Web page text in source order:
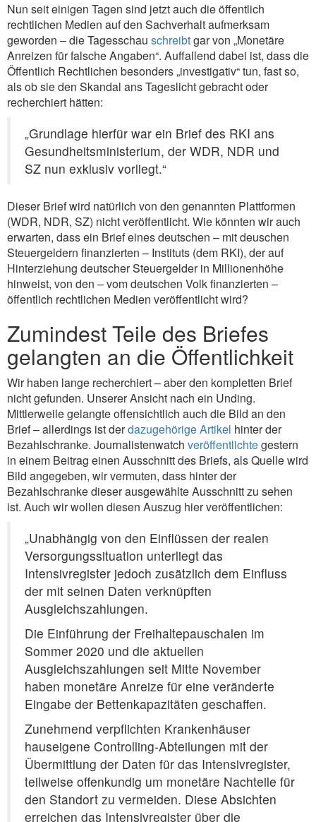
Nun seit einigen Tagen sind jetzt auch die öffentlich
rechtlichen Medien auf den Sachverhalt aufmerksam
geworden – die Tagesschau schreibtgar von „Monetäre
Anreizen für falsche Angaben“. Auffallend dabei ist, dass die
Öffentlich Rechtlichen besonders „investigativ“ tun, fast so,
als ob sie den Skandal ans Tageslicht gebracht oder
recherchiert hätten:
„Grundlage hierfür war ein Brief des RKI ans
Gesundheitsministerium, der WDR, NDR und
SZ nun exklusiv vorliegt.“
Dieser Brief wird natürlich von den genannten Plattformen
(WDR, NDR, SZ) nicht veröffentlicht. Wie könnten wir auch
erwarten, dass ein Brief eines deutschen – mit deuschen
Steuergeldern finanzierten – Instituts (dem RKI), der auf
Hinterziehung deutscher Steuergelder in Millionenhöhe
hinweist, von den – vom deutschen Volk finanzierten –
öffentlich rechtlichen Medien veröffentlicht wird?
Zumindest Teile des Briefes
gelangten an die Öffentlichkeit
Wir haben lange recherchiert – aber den kompletten Brief
nicht gefunden. Unserer Ansicht nach ein Unding.
Mittlerweile gelangte offensichtlich auch die Bild an den
Brief – allerdings ist derdazugehörige Artikel hinter der
Bezahlschranke. Journalistenwatch veröffentlichtegestern
in einem Beitrag einen Ausschnitt des Briefs, als Quelle wird
Bild angegeben, wir vermuten, dass hinter der
Bezahlschranke dieser ausgewählte Ausschnitt zu sehen
ist. Auch wir wollen diesen Auszug hier veröffentlichen:
„Unabhängig von den Einflüssen der realen
Versorgungssituation unterliegt das
Intensivregister jedoch zusätzlich dem Einfluss
der mit seinen Daten verknüpften
Ausgleichszahlungen.
Die Einführung der Freihaltepauschalen im
Sommer 2020 und die aktuellen
Ausgleichszahlungen seit Mitte November
haben monetäre Anreize für eine veränderte
Eingabe der Bettenkapazitäten geschaffen.
Zunehmend verpflichten Krankenhäuser
hauseigene Controlling-Abteilungen mit der
Übermittlung der Daten für das Intensivregister,
teilweise offenkundig um monetäre Nachteile für
den Standort zu vermeiden. Diese Absichten
erreichen das Intensivregister über die